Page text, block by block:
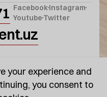
your experience and
you consent to
FacebookInstagram
YoutubeTwitter
Hakları Saklıdır.